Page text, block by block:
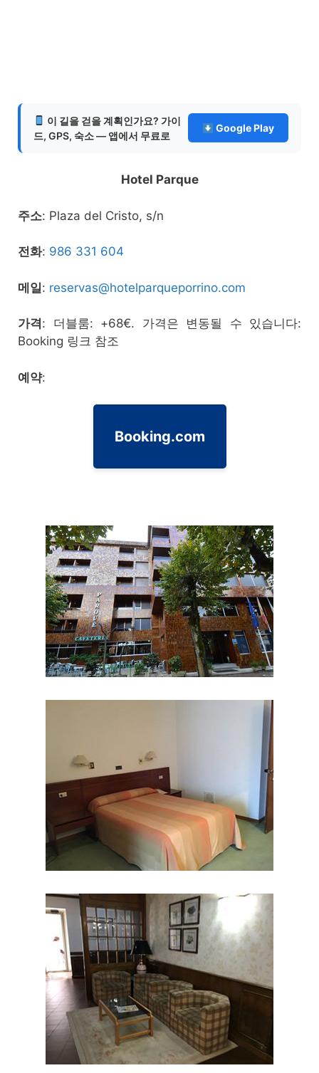
이 길을 걷을 계획인가요? 가이
드, GPS, 숙소 — 앱에서 무료로
Google Play
Hotel Parque
주소: Plaza del Cristo, s/n
전화: 986 331 604
메일: reservas@hotelparqueporrino.com
가격 : 더블룸: +68€. 가격은 변동될 수 있습니다:
Booking 링크 참조
예약:
Booking.com